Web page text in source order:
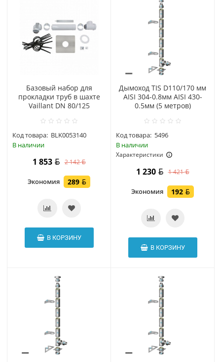
Базовый набор для
прокладки труб в шахте
Vaillant DN 80/125
Код товара: BLK0053140
В наличии
1 853 2 142
Экономия 289
В КОРЗИНУ
Дымоход TIS D110/170 мм
AISI 304-0.8мм AISI 430-
0.5мм (5 метров)
Код товара: 5496
В наличии
Характеристики
1 230 1 421
Экономия 192
В КОРЗИНУ